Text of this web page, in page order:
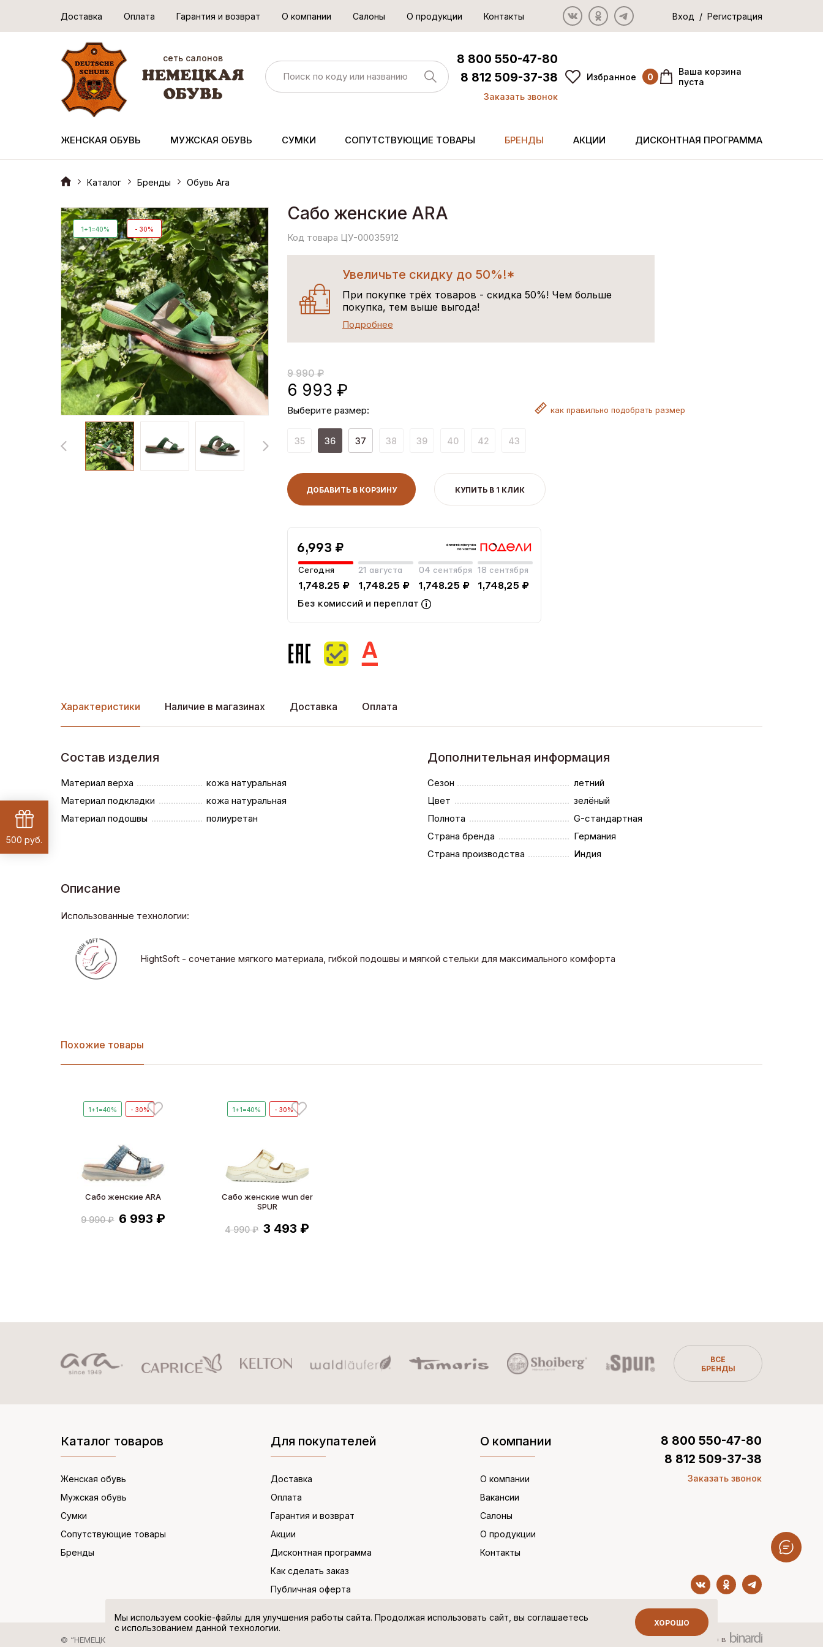
Доставка Оплата Гарантия и возврат О компании Салоны О продукции Контакты Вход / Регистрация
сеть салонов
8 800 550-47-80
8 812 509-37-38
Заказать звонок
Избранное 0
Ваша корзина
пуста
ЖЕНСКАЯ ОБУВЬ МУЖСКАЯ ОБУВЬ СУМКИ СОПУТСТВУЮЩИЕ ТОВАРЫ БРЕНДЫ АКЦИИ ДИСКОНТНАЯ ПРОГРАММА
Каталог Бренды Обувь Ara
1+1=40% - 30%
Сабо женские ARA
Код товара ЦУ-00035912
Увеличьте скидку до 50%!*
При покупке трёх товаров - скидка 50%! Чем больше
покупка, тем выше выгода!
Подробнее
9 990 ₽
6 993 ₽
Выберите размер: как правильно подобрать размер
35 36 37 38 39 40 42 43
ДОБАВИТЬ В КОРЗИНУ КУПИТЬ В 1 КЛИК
6,993 ₽
Сегодня
1,748.25 ₽
21 августа
1,748.25 ₽
04 сентября
1,748.25 ₽
18 сентября
1,748,25 ₽
Без комиссий и переплат
Характеристики Наличие в магазинах Доставка Оплата
Состав изделия
Материал верха
кожа натуральная
Материал подкладки
кожа натуральная
Материал подошвы
полиуретан
Дополнительная информация
Сезон
летний
Цвет
зелёный
Полнота
G-стандартная
Страна бренда
Германия
Страна производства
Индия
Описание
Использованные технологии:
HightSoft - сочетание мягкого материала, гибкой подошвы и мягкой стельки для максимального комфорта
Похожие товары
1+1=40% - 30%
Сабо женские ARA
9 990 ₽ 6 993 ₽
1+1=40% - 30%
Сабо женские wun der
SPUR
4 990 ₽ 3 493 ₽
ВСЕ
БРЕНДЫ
Каталог товаров
Женская обувь
Мужская обувь
Сумки
Сопутствующие товары
Бренды
Для покупателей
Доставка
Оплата
Гарантия и возврат
Акции
Дисконтная программа
Как сделать заказ
Публичная оферта
О компании
О компании
Вакансии
Салоны
О продукции
Контакты
8 800 550-47-80
8 812 509-37-38
Заказать звонок
© “НЕМЕЦКАЯ ОБУВЬ” 2017. Все права защищены. Сделано в
Мы используем cookie-файлы для улучшения работы сайта. Продолжая использовать сайт, вы соглашаетесь
с использованием данной технологии.
ХОРОШО
500 руб.